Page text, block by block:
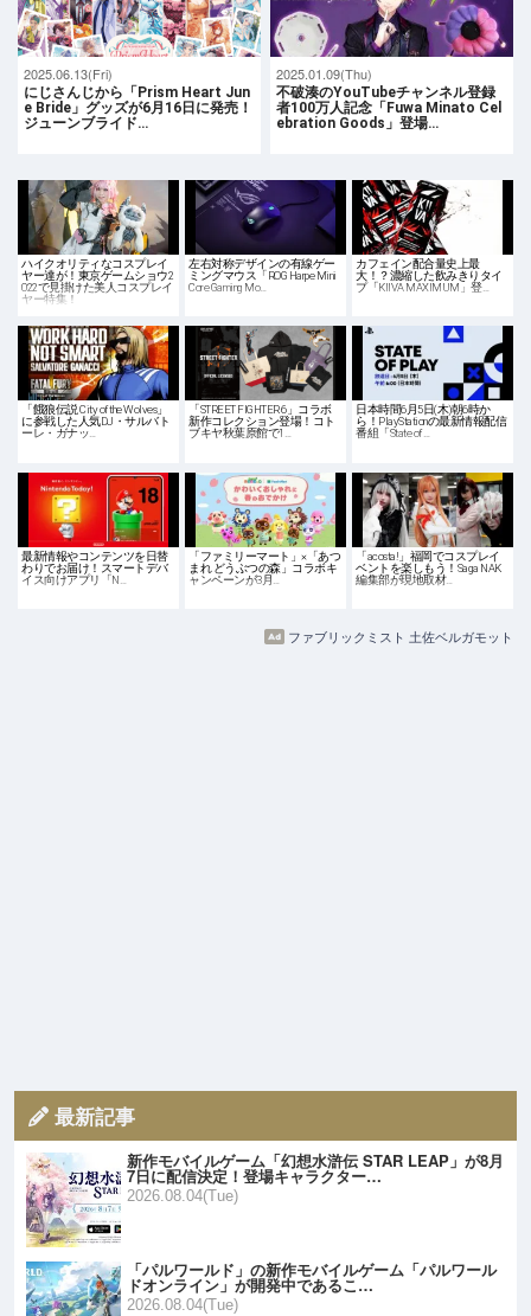
2025.06.13(Fri)
にじさんじから「Prism Heart Jun
e Bride」グッズが6月16日に発売！
ジューンブライド…
2025.01.09(Thu)
不破湊のYouTubeチャンネル登録
者100万人記念「Fuwa Minato Cel
ebration Goods」登場…
ハイクオリティなコスプレイ
ヤー達が！東京ゲームショウ2
022で見掛けた美人コスプレイ
ヤー特集！
左右対称デザインの有線ゲー
ミングマウス「ROG Harpe Mini
Core Gaming Mo…
カフェイン配合量史上最
大！？濃縮した飲みきりタイ
プ「KIIVA MAXIMUM」登…
「餓狼伝説 City of the Wolves」
に参戦した人気DJ・サルバト
ーレ・ガナッ…
「STREET FIGHTER 6」コラボ
新作コレクション登場！コト
ブキヤ秋葉原館で1…
日本時間6月5日(木)朝6時か
ら！PlayStationの最新情報配信
番組「State of …
最新情報やコンテンツを日替
わりでお届け！スマートデバ
イス向けアプリ「N…
「ファミリーマート」×「あつ
まれ どうぶつの森」コラボキ
ャンペーンが3月…
「acosta!」福岡でコスプレイ
ベントを楽しもう！Saga NAK
編集部が現地取材…
ファブリックミスト 土佐ベルガモット
最新記事
新作モバイルゲーム「幻想水滸伝 STAR LEAP」が8月
7日に配信決定！登場キャラクター…
2026.08.04(Tue)
「パルワールド」の新作モバイルゲーム「パルワール
ドオンライン」が開発中であるこ…
2026.08.04(Tue)